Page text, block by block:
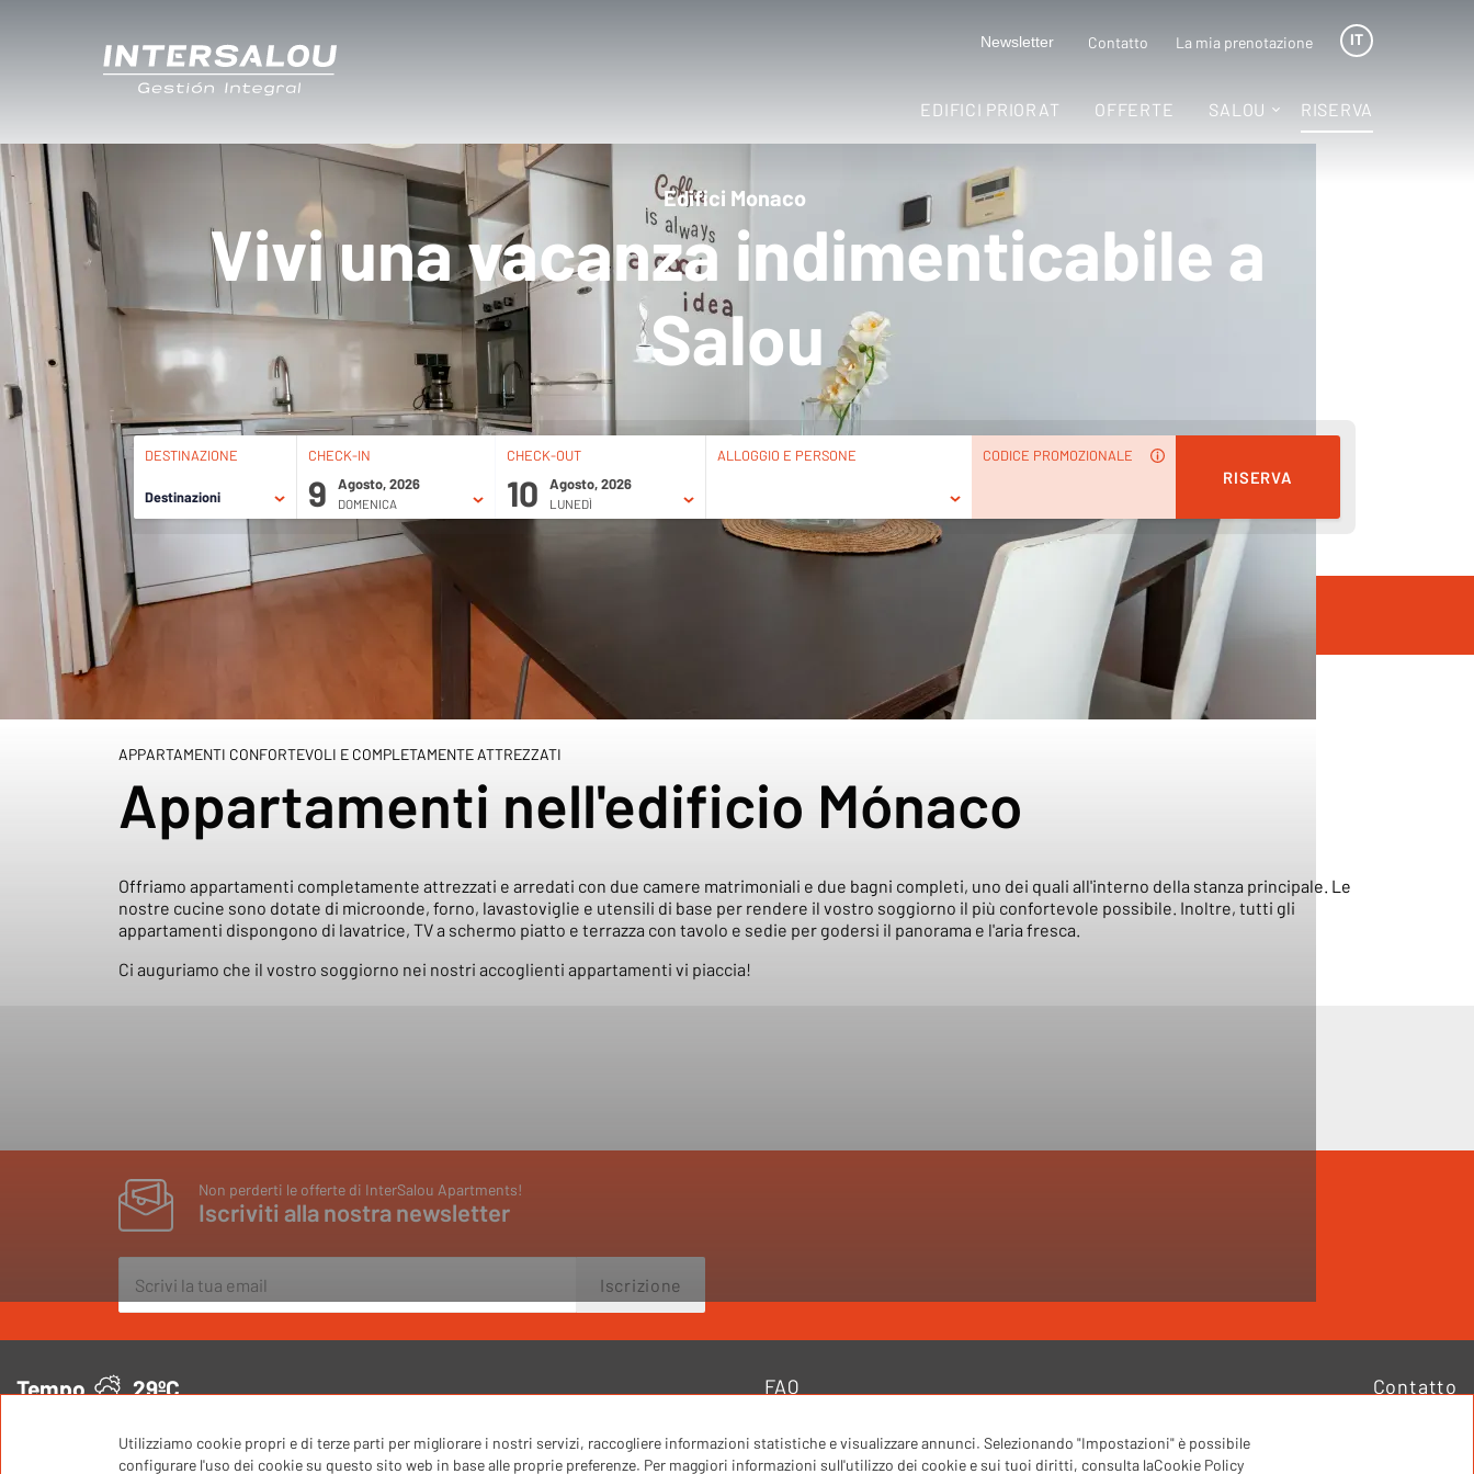
Newsletter Contatto La mia prenotazione IT
EDIFICI PRIORAT OFFERTE SALOU RISERVA
Edifici Monaco
Vivi una vacanza indimenticabile a
Salou
DESTINAZIONE
Destinazioni
CHECK-IN
9 Agosto, 2026
DOMENICA
CHECK-OUT
10 Agosto, 2026
LUNEDÌ
ALLOGGIO E PERSONE CODICE PROMOZIONALE
RISERVA
9 agosto, 2026 10 agosto, 2026
GALLERIA
APPARTAMENTI CONFORTEVOLI E COMPLETAMENTE ATTREZZATI
Appartamenti nell'edificio Mónaco
Offriamo appartamenti completamente attrezzati e arredati con due camere matrimoniali e due bagni completi, uno dei quali all'interno della stanza principale. Le
nostre cucine sono dotate di microonde, forno, lavastoviglie e utensili di base per rendere il vostro soggiorno il più confortevole possibile. Inoltre, tutti gli
appartamenti dispongono di lavatrice, TV a schermo piatto e terrazza con tavolo e sedie per godersi il panorama e l'aria fresca.
Ci auguriamo che il vostro soggiorno nei nostri accoglienti appartamenti vi piaccia!
Non perderti le offerte di InterSalou Apartments!
Iscriviti alla nostra newsletter
Iscrizione
Tempo 29ºC FAQ Contatto
Utilizziamo cookie propri e di terze parti per migliorare i nostri servizi, raccogliere informazioni statistiche e visualizzare annunci. Selezionando "Impostazioni" è possibile
configurare l'uso dei cookie su questo sito web in base alle proprie preferenze. Per maggiori informazioni sull'utilizzo dei cookie e sui tuoi diritti, consulta laCookie Policy